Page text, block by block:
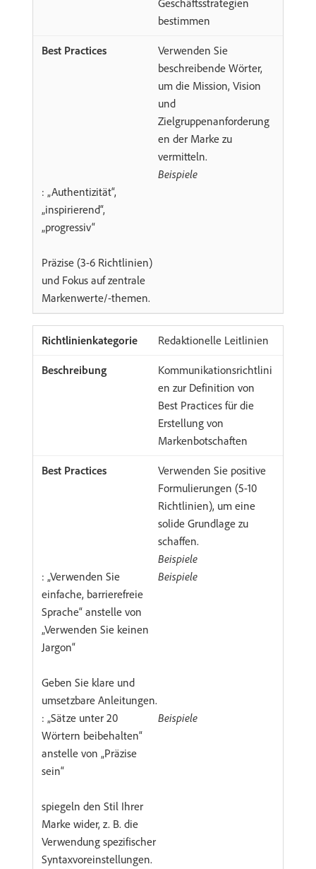
Geschäftsstrategien
bestimmen
Verwenden Sie
beschreibende Wörter,
um die Mission, Vision
und
Zielgruppenanforderung
en der Marke zu
vermitteln.
Beispiele
: „Authentizität“,
„inspirierend“,
„progressiv“
Präzise (3-6 Richtlinien)
und Fokus auf zentrale
Markenwerte/-themen.
Redaktionelle Leitlinien
Kommunikationsrichtlini
en zur Definition von
Best Practices für die
Erstellung von
Markenbotschaften
Verwenden Sie positive
Formulierungen (5-10
Richtlinien), um eine
solide Grundlage zu
schaffen.
Beispiele
: „Verwenden Sie
einfache, barrierefreie
Sprache“ anstelle von
„Verwenden Sie keinen
Jargon“
Geben Sie klare und
umsetzbare Anleitungen.
Beispiele
: „Sätze unter 20
Wörtern beibehalten“
anstelle von „Präzise
sein“
spiegeln den Stil Ihrer
Marke wider, z. B. die
Verwendung spezifischer
Syntaxvoreinstellungen.
Beispiele